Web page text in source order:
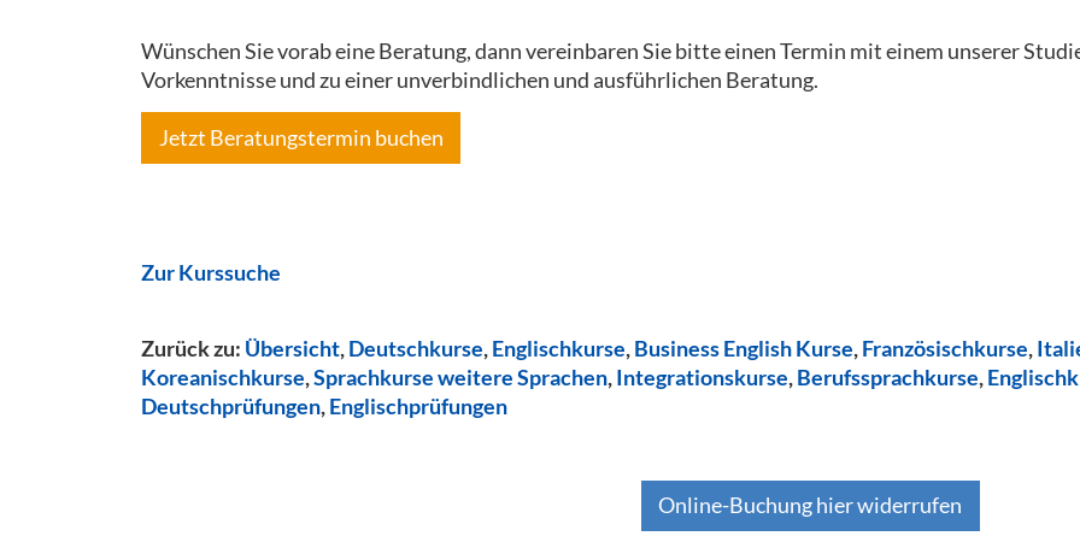
Wünschen Sie vorab eine Beratung, dann vereinbaren Sie bitte einen Termin mit einem unserer
Vorkenntnisse und zu einer unverbindlichen und ausführlichen Beratung.
Jetzt Beratungstermin buchen
Zur Kurssuche
Zurück zu: Übersicht,Deutschkurse,Englischkurse,Business English Kurse,Französischkurse,
Koreanischkurse,Sprachkurse weitere Sprachen,Integrationskurse,Berufssprachkurse,
Deutschprüfungen,Englischprüfungen
Online-Buchung hier widerrufen